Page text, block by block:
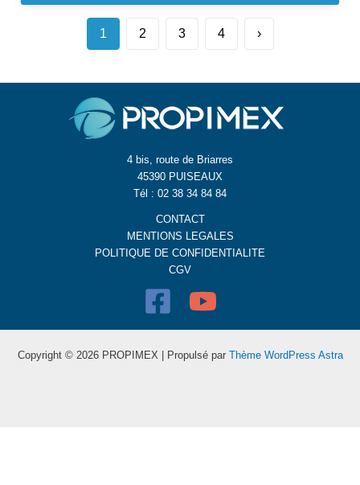
1 2 3 4 ›
4 bis, route de Briarres
45390 PUISEAUX
Tél : 02 38 34 84 84
CONTACT
MENTIONS LEGALES
POLITIQUE DE CONFIDENTIALITE
CGV
Copyright © 2026 PROPIMEX | Propulsé par Thème WordPress Astra